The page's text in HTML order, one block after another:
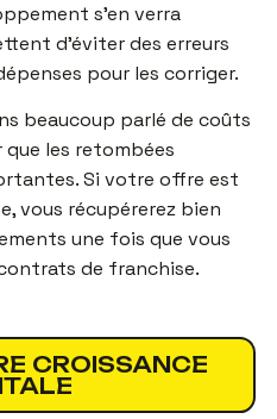
s’en verra
d’éviter des erreurs
pour les corriger.
beaucoup parlé de coûts
les retombées
Si votre offre est
vous récupérerez bien
une fois que vous
de franchise.
CROISSANCE